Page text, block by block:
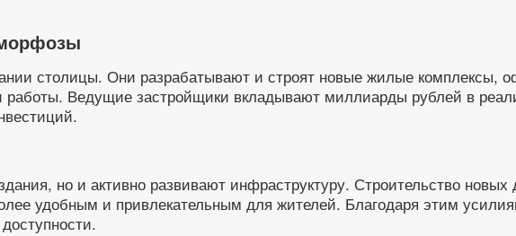
столицы. Они разрабатывают и строят новые жилые комплексы,
работы. Ведущие застройщики вкладывают миллиарды рублей в
но и активно развивают инфраструктуру. Строительство
удобным и привлекательным для жителей. Благодаря этим